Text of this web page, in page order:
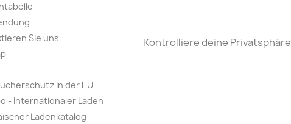
Sie uns
in der EU
- Internationaler Laden
Ladenkatalog
Kontrolliere deine Privatsphäre